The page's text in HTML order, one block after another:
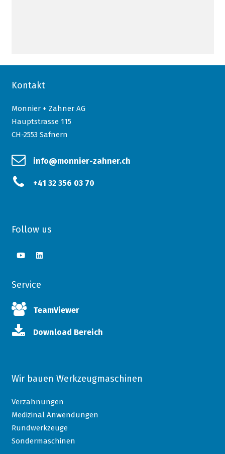
Kontakt
Monnier + Zahner AG
Hauptstrasse 115
CH-2553 Safnern
info@monnier-zahner.ch
+41 32 356 03 70
Follow us
Service
TeamViewer
Download Bereich
Wir bauen Werkzeugmaschinen
Verzahnungen
Medizinal Anwendungen
Rundwerkzeuge
Sondermaschinen